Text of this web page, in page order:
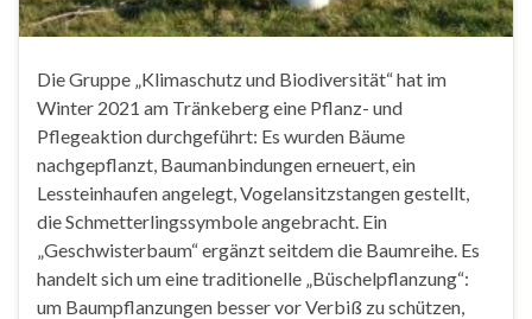
Die Gruppe „Klimaschutz und Biodiversität“ hat im
Winter 2021 am Tränkeberg eine Pflanz- und
Pflegeaktion durchgeführt: Es wurden Bäume
nachgepflanzt, Baumanbindungen erneuert, ein
Lessteinhaufen angelegt, Vogelansitzstangen gestellt,
die Schmetterlingssymbole angebracht. Ein
„Geschwisterbaum“ ergänzt seitdem die Baumreihe. Es
handelt sich um eine traditionelle „Büschelpflanzung“:
um Baumpflanzungen besser vor Verbiß zu schützen,